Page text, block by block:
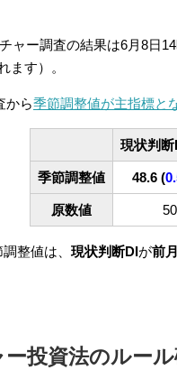
ャー調査の結果は6月8日
ます）。
から季節調整値が主指標と
現状判断
季節調整値 48.6 (
原数値
整値は、 現状判断DIが前
投資法のルー